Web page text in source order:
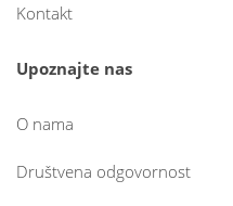
Kontakt
Upoznajte nas
O nama
Društvena odgovornost